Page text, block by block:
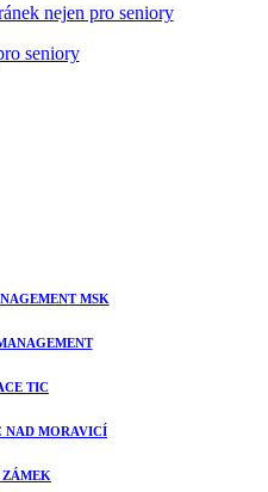
nejen pro seniory
MSK
TIC
NAD MORAVICÍ
ZÁMEK